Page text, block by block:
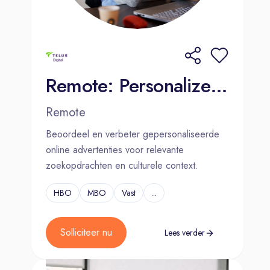
meebouwen aan de toekomst van
radio- en tv-media? Solliciteer dan
bevlogen specialisten!
Remote: Personalized Internet Ads Assessor - Dutch (NL)
Remote
Beoordeel en verbeter gepersonaliseerde
online advertenties voor relevante
zoekopdrachten en culturele context.
HBO MBO Vast ...
Solliciteer nu Lees verder